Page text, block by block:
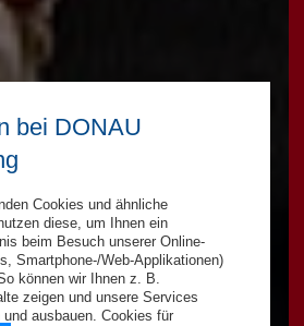
bei DONAU
Cookies und ähnliche
diese, um Ihnen ein
beim Besuch unserer Online-
Smartphone-/Web-Applikationen)
können wir Ihnen z. B.
zeigen und unsere Services
und ausbauen. Cookies für